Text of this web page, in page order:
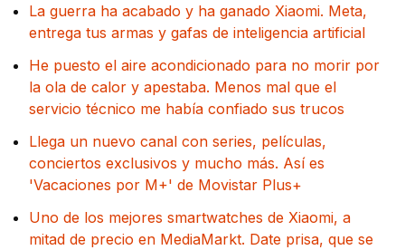
La guerra ha acabado y ha ganado Xiaomi. Meta,
entrega tus armas y gafas de inteligencia artificial
He puesto el aire acondicionado para no morir por
la ola de calor y apestaba. Menos mal que el
servicio técnico me había confiado sus trucos
Llega un nuevo canal con series, películas,
conciertos exclusivos y mucho más. Así es
'Vacaciones por M+' de Movistar Plus+
Uno de los mejores smartwatches de Xiaomi, a
mitad de precio en MediaMarkt. Date prisa, que se